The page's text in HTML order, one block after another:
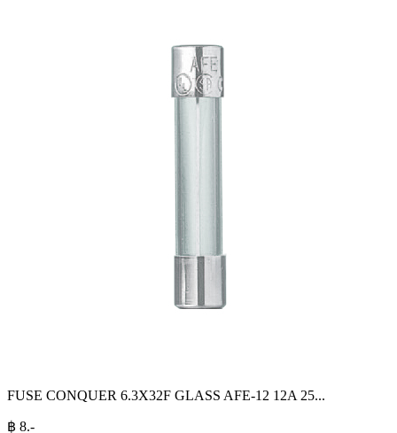
FUSE CONQUER 6.3X32F GLASS AFE-12 12A 25...
฿ 8.-